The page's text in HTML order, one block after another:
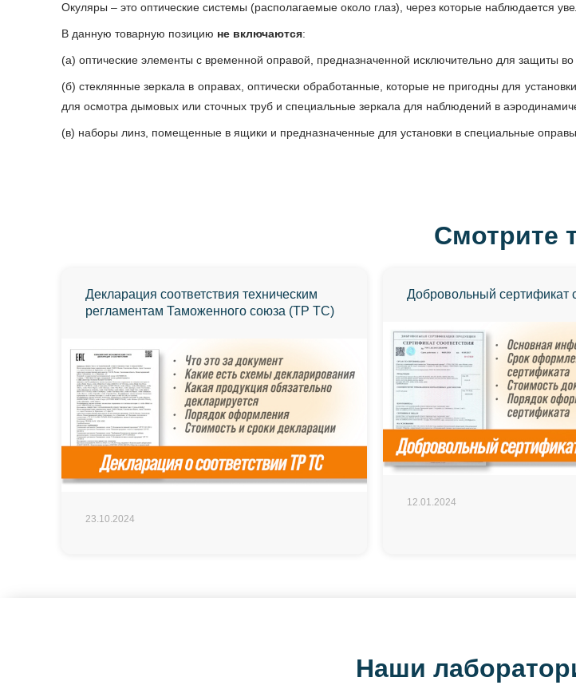
Окуляры – это оптические системы (располагаемые около глаз), через которые наблюдается
В данную товарную позицию не включаются:
(а) оптические элементы с временной оправой, предназначенной исключительно для защиты
(б) стеклянные зеркала в оправах, оптически обработанные, которые не пригодны для
для осмотра дымовых или сточных труб и специальные зеркала для наблюдений в
(в) наборы линз, помещенные в ящики и предназначенные для установки в специальные
Смотрите
Декларация соответствия техническим
регламентам Таможенного союза (ТР ТС)
23.10.2024
Добровольный сертификат
12.01.2024
Наши